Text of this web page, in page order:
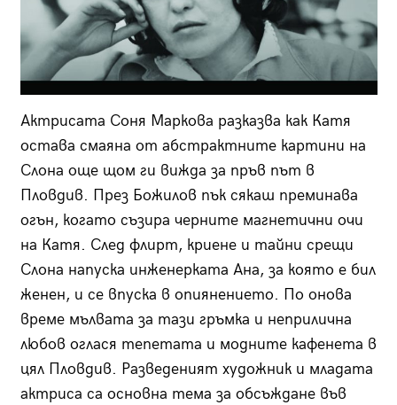
Актрисата Соня Маркова разказва как Катя
остава смаяна от абстрактните картини на
Слона още щом ги вижда за пръв път в
Пловдив. През Божилов пък сякаш преминава
огън, когато съзира черните магнетични очи
на Катя. След флирт, криене и тайни срещи
Слона напуска инженерката Ана, за която е бил
женен, и се впуска в опиянението. По онова
време мълвата за тази гръмка и неприлична
любов оглася тепетата и модните кафенета в
цял Пловдив. Разведеният художник и младата
актриса са основна тема за обсъждане във